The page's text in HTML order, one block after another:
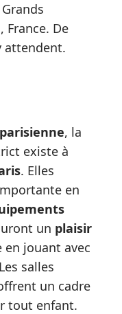
France. De
attendent.
parisienne, la
existe à
. Elles
en
un plaisir
jouant avec
salles
un cadre
tout enfant.